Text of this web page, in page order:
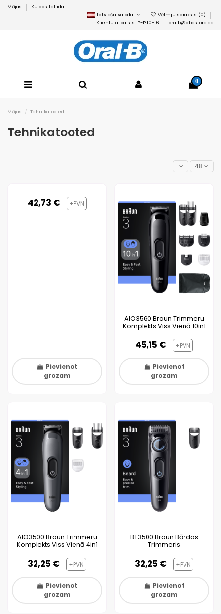
Mājas
Kuidas tellida
Latviešu valoda
Vēlmju saraksts (0)
Klientu atbalsts: P-P 10-16
oralb@abestore.ee
0
Mājas Tehnikatooted
Tehnikatooted
48
42,73 € +PVN
Pievienot
grozam
AIO3560 Braun Trimmeru
Komplekts Viss Vienā 10in1
45,15 € +PVN
Pievienot
grozam
AIO3500 Braun Trimmeru
Komplekts Viss Vienā 4in1
32,25 € +PVN
Pievienot
grozam
BT3500 Braun Bārdas
Trimmeris
32,25 € +PVN
Pievienot
grozam